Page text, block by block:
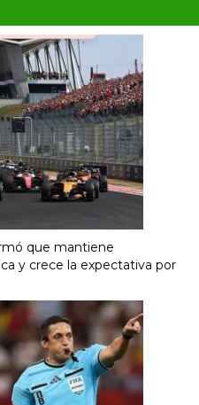
que mantiene
y crece la expectativa por